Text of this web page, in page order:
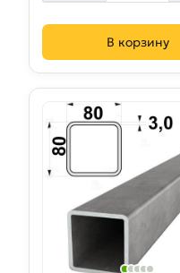
В корзину